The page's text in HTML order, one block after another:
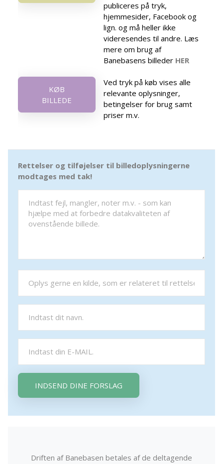
publiceres på tryk,
hjemmesider, Facebook og
lign. og må heller ikke
videresendes til andre. Læs
mere om brug af
Banebasens billeder HER
KØB
BILLEDE
Ved tryk på køb vises alle
relevante oplysninger,
betingelser for brug samt
priser m.v.
Rettelser og tilføjelser til billedoplysningerne
modtages med tak!
INDSEND DINE FORSLAG
Driften af Banebasen betales af de deltagende